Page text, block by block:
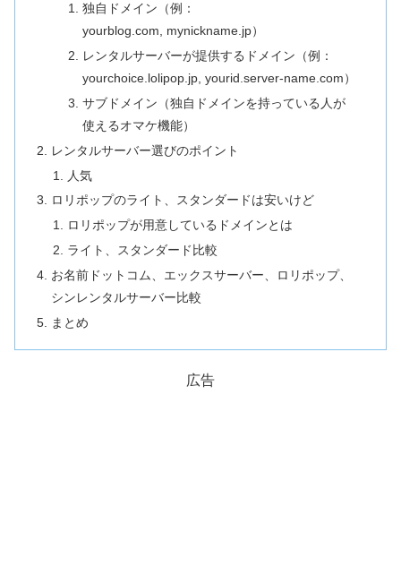
独自ドメイン（例：
yourblog.com, mynickname.jp）
レンタルサーバーが提供するドメイン（例：
yourchoice.lolipop.jp, yourid.server-name.com）
サブドメイン（独自ドメインを持っている人が
使えるオマケ機能）
レンタルサーバー選びのポイント
人気
ロリポップのライト、スタンダードは安いけど
ロリポップが用意しているドメインとは
ライト、スタンダード比較
お名前ドットコム、エックスサーバー、ロリポップ、
シンレンタルサーバー比較
まとめ
広告